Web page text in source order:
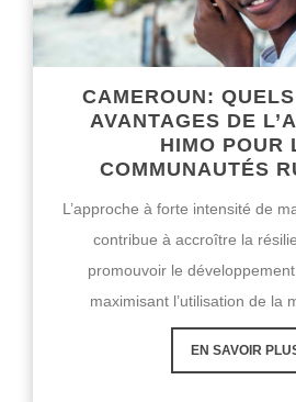
CAMEROUN:
AVANTAGES DE
HIMO POUR
COMMUNAUTÉS
L’approche à forte intensité de
contribue à accroître la
promouvoir le
maximisant l’utilisation de la
EN SAVOIR